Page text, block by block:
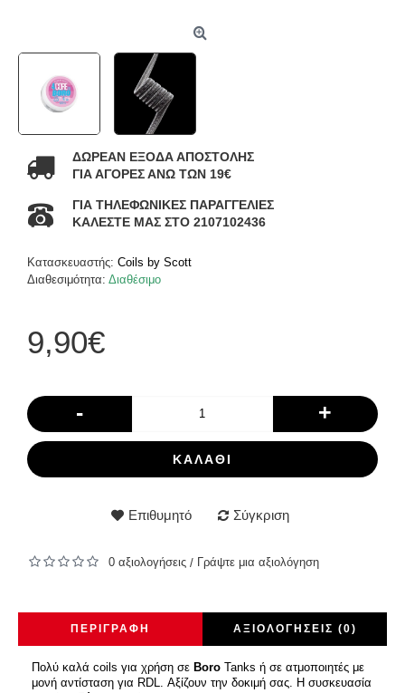
ΔΩΡΕΑΝ ΕΞΟΔΑ ΑΠΟΣΤΟΛΗΣ
ΓΙΑ ΑΓΟΡΕΣ ΑΝΩ ΤΩΝ 19€
ΓΙΑ ΤΗΛΕΦΩΝΙΚΕΣ ΠΑΡΑΓΓΕΛΙΕΣ
ΚΑΛΕΣΤΕ ΜΑΣ ΣΤΟ 2107102436
Κατασκευαστής: Coils by Scott
Διαθεσιμότητα: Διαθέσιμο
9,90€
- +
ΚΑΛΆΘΙ
Επιθυμητό Σύγκριση
0 αξιολογήσεις / Γράψτε μια αξιολόγηση
ΠΕΡΙΓΡΑΦΉ ΑΞΙΟΛΟΓΉΣΕΙΣ (0)
Πολύ καλά coils για χρήση σε Boro Tanks ή σε ατμοποιητές με
μονή αντίσταση για RDL. Αξίζουν την δοκιμή σας. Η συσκευασία